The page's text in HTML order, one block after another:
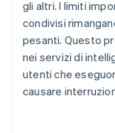
gli altri. I limiti
condivisi
pesanti. Questo
nei servizi di
utenti che
causare